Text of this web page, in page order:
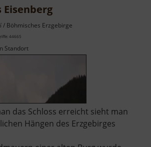
Eisenberg
/ Böhmisches Erzgebirge
44665
Standort
das Schloss erreicht sieht man
Hängen des Erzgebirges